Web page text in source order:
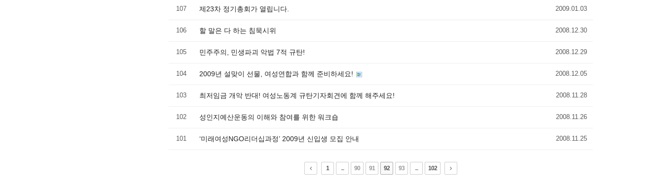
107 제23차 정기총회가 열립니다. 2009.01.03
106 할 말은 다 하는 침묵시위 2008.12.30
105 민주주의, 민생파괴 악법 7적 규탄! 2008.12.29
104 2009년 설맞이 선물, 여성연합과 함께 준비하세요! 2008.12.05
103 최저임금 개악 반대! 여성노동계 규탄기자회견에 함께 해주세요! 2008.11.28
102 성인지예산운동의 이해와 참여를 위한 워크숍 2008.11.26
101 ‘미래여성NGO리더십과정’ 2009년 신입생 모집 안내 2008.11.25
1 ... 90 91 92 93 ... 102